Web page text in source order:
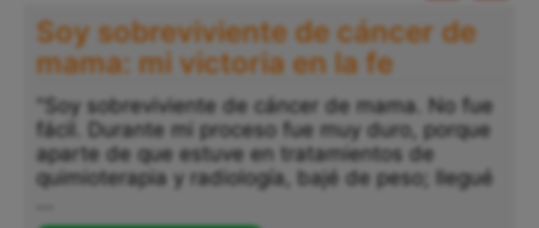
Soy sobreviviente de cáncer de
mama: mi victoria en la fe
"Soy sobreviviente de cáncer de mama. No fue
fácil. Durante mi proceso fue muy duro, porque
aparte de que estuve en tratamientos de
quimioterapia y radiología, bajé de peso; llegué